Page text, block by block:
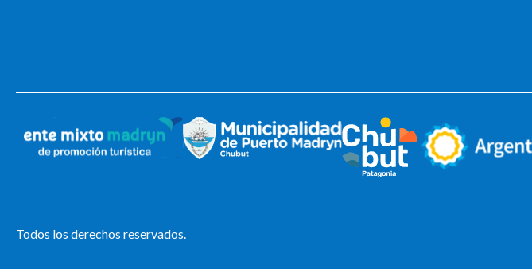
Todos los derechos reservados.